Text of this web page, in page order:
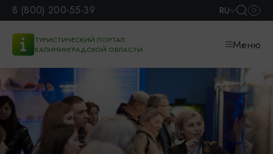
8 (800) 200-55-39 RU
ТУРИСТИЧЕСКИЙ ПОРТАЛ
КАЛИНИНГРАДСКОЙ ОБЛАСТИ
Меню